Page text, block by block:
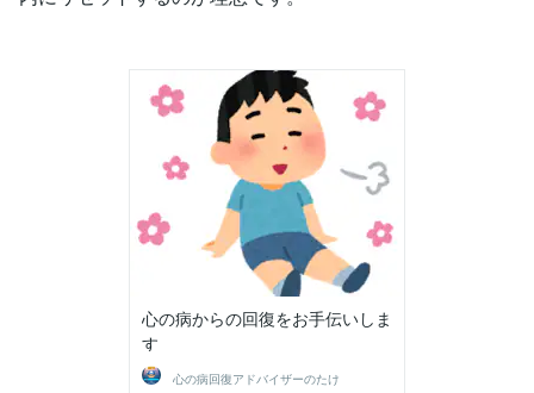
心の病からの回復をお手伝いしま
す
心の病回復アドバイザーのたけ